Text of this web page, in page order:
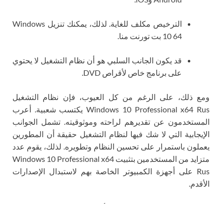
الترخيص مكلف للغاية. لذلك، يمكنك تنزيل Windows
10 64 بت تورنت منا.
قد يكون الجانب السلبي هو أن نظام التشغيل لا يحتوي
على برنامج خاص لأقراص DVD.
ومع ذلك، على الرغم من كل العيوب، فإن نظام التشغيل
Windows 10 Professional x64 Rus يكتسب شعبية. أعرب
المستخدمون عن تقديرهم لراحته وموثوقيته. تشمل الجوانب
الإيجابية التي لا شك فيها لنظام التشغيل حقيقة أن المطورين
يعملون باستمرار على تحسين النظام وتطويره. لذلك، يقوم عدد
متزايد من المستخدمين بتثبيت Windows 10 Professional x64
Rus على أجهزة الكمبيوتر الخاصة بهم لاستبدال الإصدارات
الأقدم.